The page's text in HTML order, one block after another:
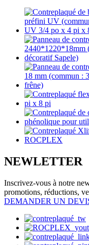
NEWLETTER
Inscrivez-vous à notre
promotions, réductions,
DEMANDER UN